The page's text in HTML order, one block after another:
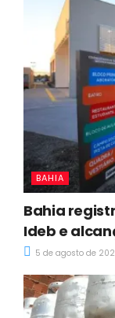
BAHIA
Bahia
Ideb e
5 de agosto de